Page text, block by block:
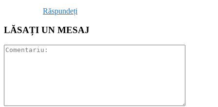
Răspundeți
LĂSAȚI UN MESAJ